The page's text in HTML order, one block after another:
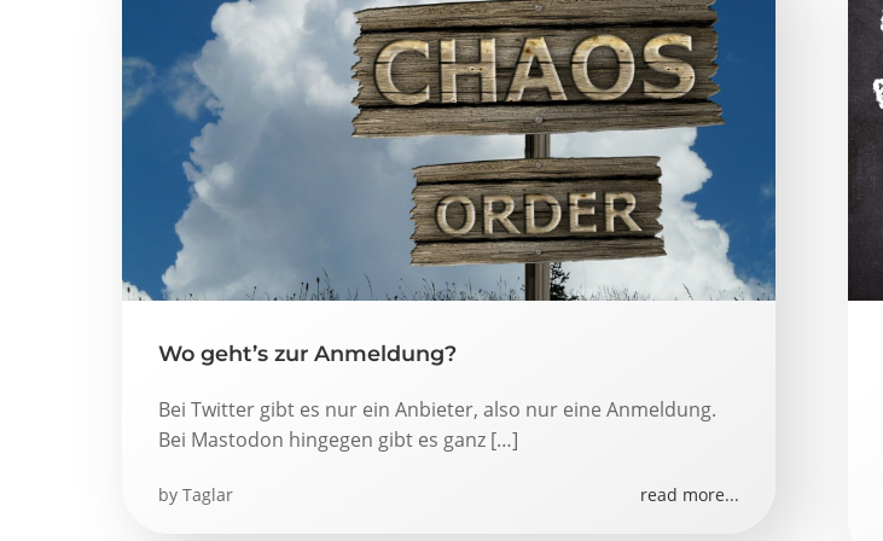
Wo geht’s zur Anmeldung?
Bei Twitter gibt es nur ein Anbieter, also nur eine Anmeldung.
Bei Mastodon hingegen gibt es ganz […]
by Taglar read more...